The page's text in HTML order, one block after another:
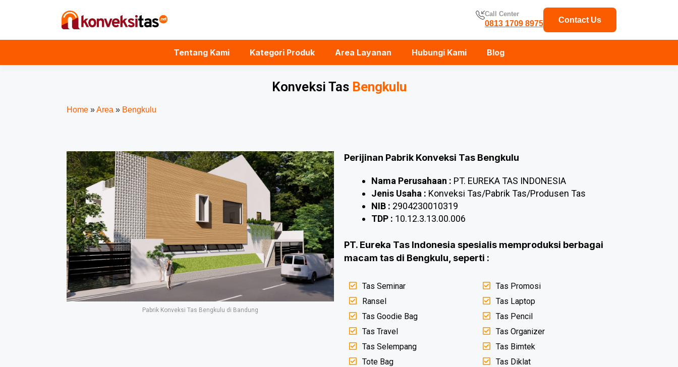
Call Center
0813 1709 8975 Contact Us
Tentang Kami Kategori Produk Area Layanan Hubungi Kami Blog
Konveksi Tas Bengkulu
Home »Area » Bengkulu
Pabrik Konveksi Tas Bengkulu di Bandung
Perijinan Pabrik Konveksi Tas Bengkulu
Nama Perusahaan : PT. EUREKA TAS INDONESIA
Jenis Usaha : Konveksi Tas/Pabrik Tas/Produsen Tas
NIB : 2904230010319
TDP : 10.12.3.13.00.006
PT. Eureka Tas Indonesia spesialis memproduksi berbagai
macam tas di Bengkulu, seperti :
Tas Seminar
Ransel
Tas Goodie Bag
Tas Travel
Tas Selempang
Tote Bag
Tas Promosi
Tas Laptop
Tas Pencil
Tas Organizer
Tas Bimtek
Tas Diklat